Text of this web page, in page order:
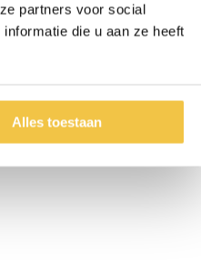
partners voor social
die u aan ze heeft
Alles toestaan